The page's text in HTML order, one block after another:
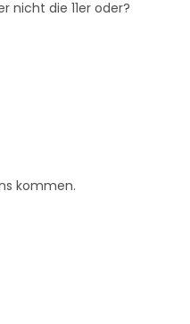
nicht die 11er oder?
kommen.